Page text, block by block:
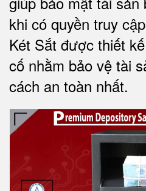
khi có quyền truy
Két Sắt được thiết
cố nhằm bảo vệ tài
cách an toàn nhất.